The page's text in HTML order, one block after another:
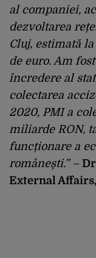
al companiei,
dezvoltarea
Cluj, estimată
de euro. Am
încredere al
colectarea
2020, PMI a
miliarde RON,
funcționare a
românești.” –
External